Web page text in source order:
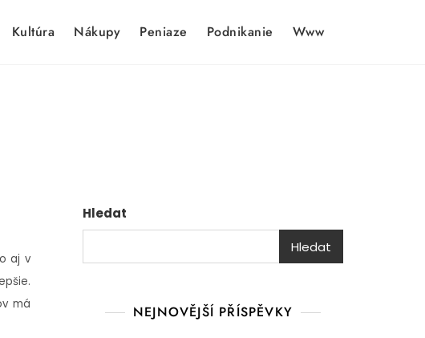
Kultúra Nákupy Peniaze Podnikanie Www
aj v
má
Hledat
Hledat
NEJNOVĚJŠÍ PŘÍSPĚVKY